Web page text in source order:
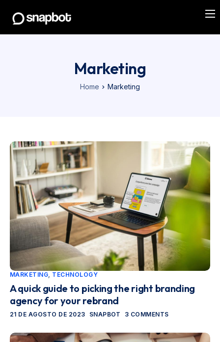
Seja um parceiro
Marketing
Home Marketing
MARKETING, TECHNOLOGY
A quick guide to picking the right branding
agency for your rebrand
21 DE AGOSTO DE 2023 SNAPBOT 3 COMMENTS